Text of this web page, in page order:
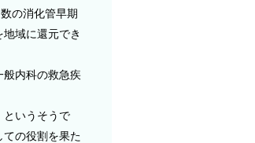
の消化管早期
域に還元でき
般内科の救急疾
というそうで
の役割を果た